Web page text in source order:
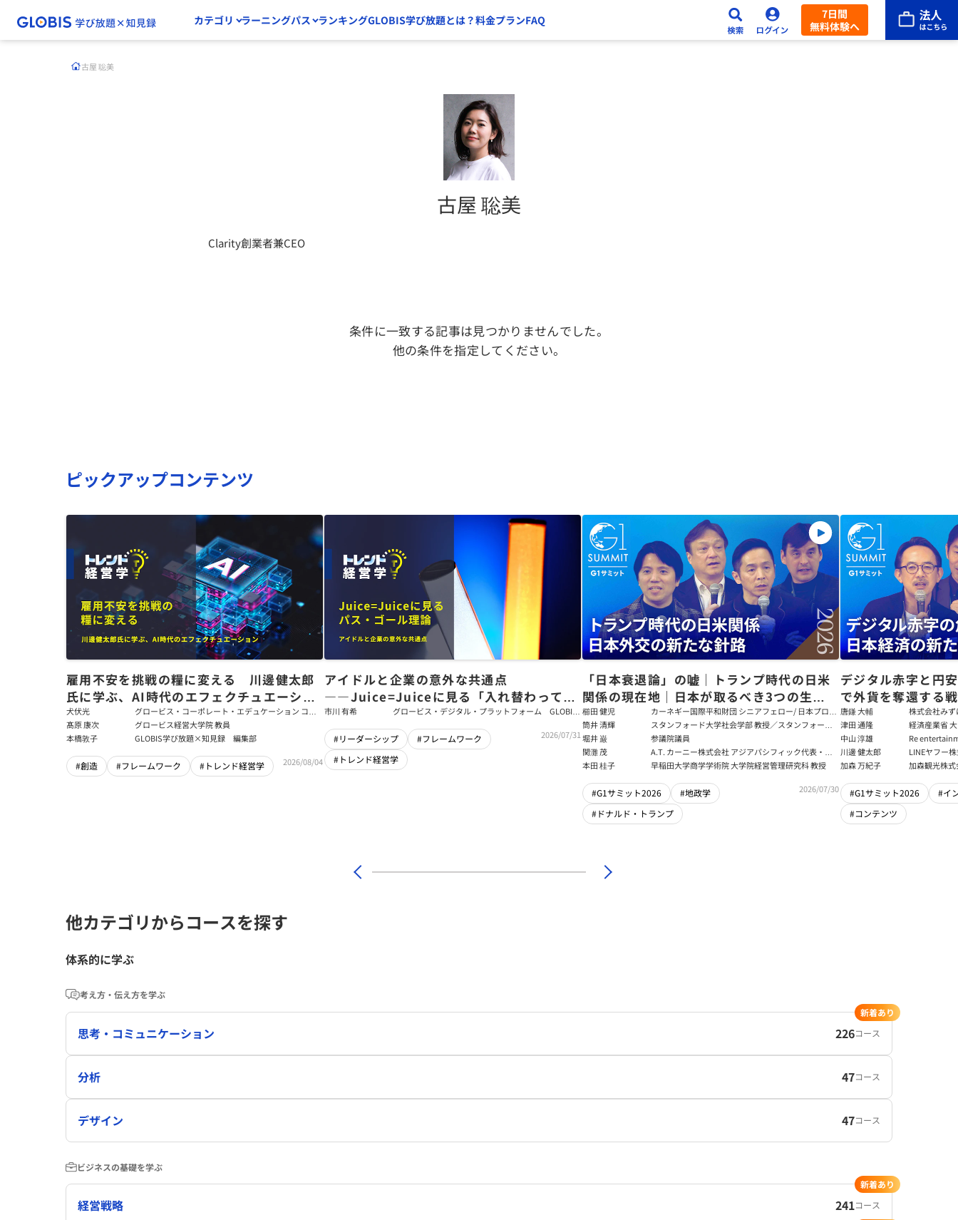
カテゴリ ラーニングパス ランキングGLOBIS学び放題とは？料金プランFAQ
7日間
無料体験へ
古屋 聡美
古屋 聡美
Clarity創業者兼CEO
条件に一致する記事は見つかりませんでした。
他の条件を指定してください。
ピックアップコンテンツ
雇用不安を挑戦の糧に変える 川邊健太郎
氏に学ぶ、AI時代のエフェクチュエーショ
ン
犬伏光
グロービス・コーポレート・エデュケーション コー
ポレート・ソリューション・チーム コンサルタント
髙原 康次
グロービス経営大学院 教員
本橋敦子
GLOBIS学び放題×知見録 編集部
#創造 #フレームワーク #トレンド経営学 2026/08/04
アイドルと企業の意外な共通点
――Juice=Juiceに見る「入れ替わっても
強いチーム」をつくるパス・ゴール理論
市川 有希
グロービス・デジタル・プラットフォーム GLOBIS
#リーダーシップ
#フレームワーク
#トレンド経営学
2026/07/31
「日本衰退論」の嘘｜トランプ時代の日米
関係の現在地｜日本が取るべき3つの生存
戦略【櫛田健児×関灘茂×堀井巌×筒井清
輝】
櫛田 健児
カーネギー国際平和財団 シニアフェロー/ 日本プログ
ラムディレクター
筒井 清輝
スタンフォード大学社会学部 教授／スタンフォード
大学アジア太平洋研究センター 所長／東京財団 名誉
フェロー
堀井 巌
参議院議員
関灘 茂
A.T. カーニー株式会社 アジアパシフィック代表・日
本法人会長
本田 桂子 早稲田大学商学学術院 大学院経営管理研究科 教授
#G1サミット2026
#地政学
#ドナルド・トランプ
2026/07/30
デジタル赤字と円
で外貨を奪還する
る真の条件
唐鎌 大輔
株式会社み
ト
津田 通隆
経済産業省
デジタル経
報処理推進
センター 情
任者
中山 淳雄
Re
講師／Plott
川邊 健太郎
LINEヤフー
加森 万紀子
加森観光株式
#G1サミット2026
#イ
#コンテンツ
他カテゴリからコースを探す
体系的に学ぶ
考え方・伝え方を学ぶ
思考・コミュニケーション 226コース
新着あり
分析 47コース
デザイン 47コース
ビジネスの基礎を学ぶ
経営戦略 241コース
新着あり